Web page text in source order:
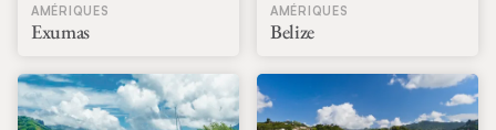
AMÉRIQUES
Exumas
AMÉRIQUES
Belize